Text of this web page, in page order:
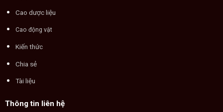
Cao dược liệu
Cao động vật
Kiến thức
Chia sẻ
Tài liệu
Thông tin liên hệ